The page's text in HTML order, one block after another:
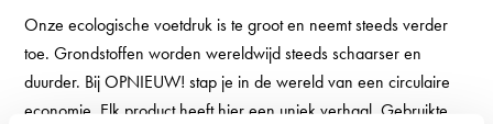
Onze ecologische voetdruk is te groot en neemt steeds verder
toe. Grondstoffen worden wereldwijd steeds schaarser en
duurder. Bij OPNIEUW! stap je in de wereld van een circulaire
economie. Elk product heeft hier een uniek verhaal. Gebruikte